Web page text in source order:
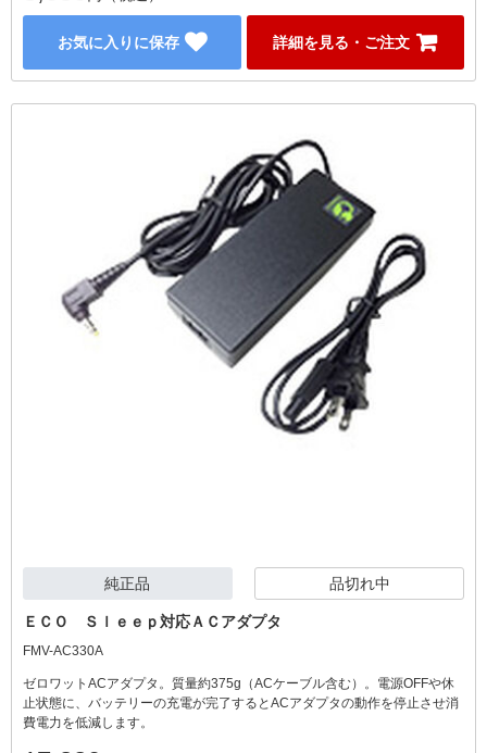
お気に入りに保存 詳細を見る・ご注文
純正品 品切れ中
ＥＣＯ Ｓｌｅｅｐ対応ＡＣアダプタ
FMV-AC330A
ゼロワットACアダプタ。質量約375g（ACケーブル含む）。電源OFFや休
止状態に、バッテリーの充電が完了するとACアダプタの動作を停止させ消
費電力を低減します。